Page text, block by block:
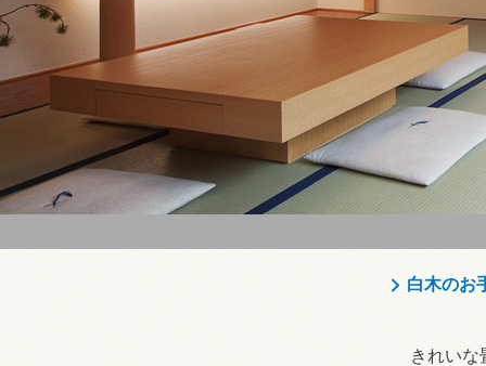
白木のお
きれいな